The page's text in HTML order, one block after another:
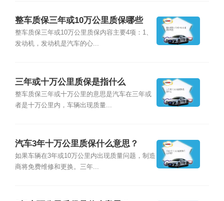
整车质保三年或10万公里质保哪些
整车质保三年或10万公里质保内容主要4项：1、
发动机，发动机是汽车的心...
三年或十万公里质保是指什么
整车质保三年或十万公里的意思是汽车在三年或
者是十万公里内，车辆出现质量...
汽车3年十万公里质保什么意思？
如果车辆在3年或10万公里内出现质量问题，制造
商将免费维修和更换。三年...